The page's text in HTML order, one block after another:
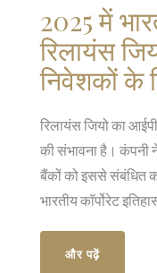
2025 में
रिलायंस
निवेशकों के
रिलायंस जियो का
की संभावना है। कंपनी
बैंकों को इससे संबंधित
भारतीय कॉर्पोरेट
और पढ़ें